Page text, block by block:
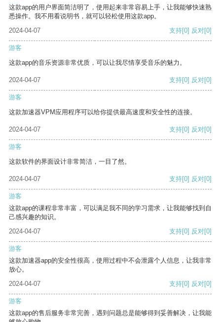
这款app的用户界面简洁明了，使用起来非常容易上手，让我能够快速熟
悉操作。我不用看说明书，就可以轻松使用这款app。
2024-04-07
支持[0] 反对[0]
游客
这款app的音乐资源非常优质，可以让我尽情享受音乐的魅力。
2024-04-07 支持[0] 反对[0]
游客
这款加速器VPM应用程序可以给你提供最高速度和安全性的连接。
2024-04-07 支持[0] 反对[0]
游客
这款软件的界面设计非常简洁，一目了然。
2024-04-07 支持[0] 反对[0]
游客
这款app的课程非常丰富，可以满足我不同的学习需求，让我能够找到自
己感兴趣的知识。
2024-04-07
支持[0] 反对[0]
游客
这款加速器app的安全性很高，使用过程中不会泄露个人信息，让我非常
放心。
2024-04-07
支持[0] 反对[0]
游客
这款app的售后服务非常完善，遇到问题总是能够得到妥善解决，让我能